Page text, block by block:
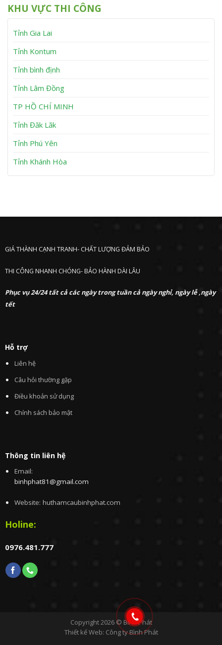
S
y
KHU VỰC THI CÔNG
Tỉnh Gia Lai
Tỉnh Kontum
Tỉnh bình định
Tỉnh Lâm Đồng
TP HỒ CHÍ MINH
Tỉnh Đăk Lăk
Tỉnh Phú Yên
Tỉnh Khánh Hòa
GIÁ THÀNH CẠNH TRANH- CHẤT LƯỢNG ĐẢM BẢO
THI CÔNG NHANH CHÓNG- BẢO HÀNH DÀI LÂU
Phục vụ 24/24 tất cả các ngày trong tuần cả ngày nghỉ, ngày lễ ,ngày
tết
Hỗ trợ
Liên hệ
Câu hỏi thường gặp
Điều khoản sử dụng
Chính sách bảo mật
Thông tin liên hệ
Email:
binhphat81@gmail.com
Website: huthamcaubinhphat.com
Holine:
0976.481.777
Copyright 2026 © Bình Phát
Thiết kế Web: Công ty Bình Phát